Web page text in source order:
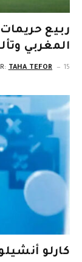
ربيع
المغربي
TAHA TEFOR 15 سبتمبر، 2025
كارلو